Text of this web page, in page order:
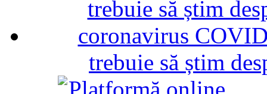
trebuie să știm